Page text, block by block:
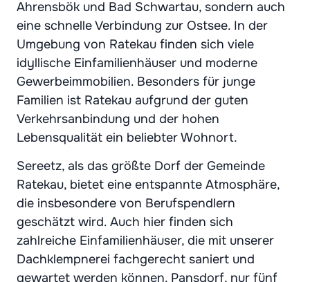
Ahrensbök und Bad Schwartau, sondern auch
eine schnelle Verbindung zur Ostsee. In der
Umgebung von Ratekau finden sich viele
idyllische Einfamilienhäuser und moderne
Gewerbeimmobilien. Besonders für junge
Familien ist Ratekau aufgrund der guten
Verkehrsanbindung und der hohen
Lebensqualität ein beliebter Wohnort.
Sereetz, als das größte Dorf der Gemeinde
Ratekau, bietet eine entspannte Atmosphäre,
die insbesondere von Berufspendlern
geschätzt wird. Auch hier finden sich
zahlreiche Einfamilienhäuser, die mit unserer
Dachklempnerei fachgerecht saniert und
gewartet werden können. Pansdorf, nur fünf